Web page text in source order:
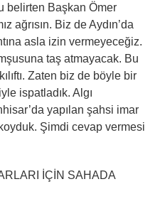
belirten Başkan Ömer
ağrısın. Biz de Aydın’da
asla izin vermeyeceğiz.
taş atmayacak. Bu
Zaten biz de böyle bir
ispatladık. Algı
yapılan şahsi imar
Şimdi cevap vermesi
İÇİN SAHADA